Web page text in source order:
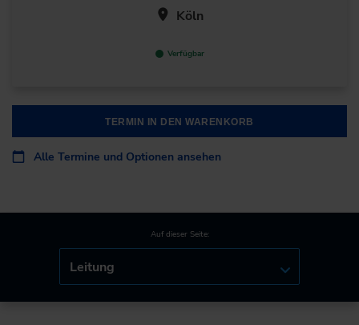
Köln
Verfügbar
TERMIN IN DEN WARENKORB
Alle Termine und Optionen ansehen
Auf dieser Seite:
Leitung